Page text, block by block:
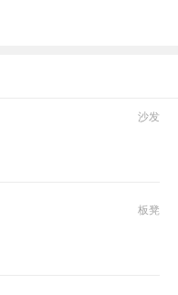
沙发
板凳